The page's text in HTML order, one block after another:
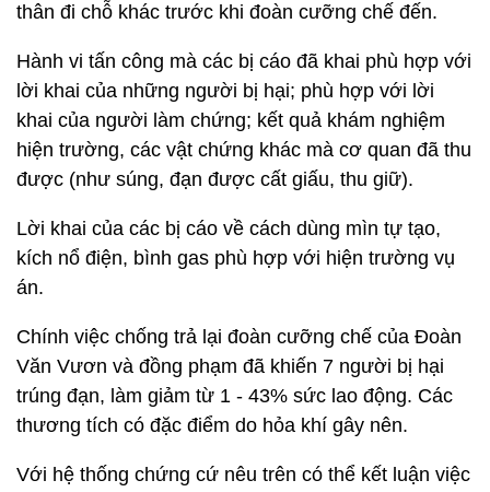
thân đi chỗ khác trước khi đoàn cưỡng chế đến.
Hành vi tấn công mà các bị cáo đã khai phù hợp với
lời khai của những người bị hại; phù hợp với lời
khai của người làm chứng; kết quả khám nghiệm
hiện trường, các vật chứng khác mà cơ quan đã thu
được (như súng, đạn được cất giấu, thu giữ).
Lời khai của các bị cáo về cách dùng mìn tự tạo,
kích nổ điện, bình gas phù hợp với hiện trường vụ
án.
Chính việc chống trả lại đoàn cưỡng chế của Đoàn
Văn Vươn và đồng phạm đã khiến 7 người bị hại
trúng đạn, làm giảm từ 1 - 43% sức lao động. Các
thương tích có đặc điểm do hỏa khí gây nên.
Với hệ thống chứng cứ nêu trên có thể kết luận việc